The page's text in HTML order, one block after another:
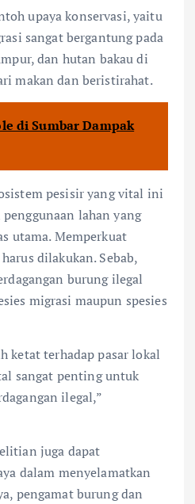
upaya konservasi, yaitu
sangat bergantung pada
dan hutan bakau di
makan dan beristirahat.
di Sumbar Dampak
pesisir yang vital ini
lahan yang
utama. Memperkuat
dilakukan. Sebab,
burung ilegal
migrasi maupun spesies
ketat terhadap pasar lokal
sangat penting untuk
ilegal,”
juga dapat
dalam menyelamatkan
pengamat burung dan